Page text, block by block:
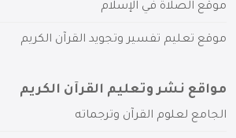
موقع الصلاة في الإسلام
موقع تعليم تفسير وتجويد القرآن الكريم
مواقع نشر وتعليم القرآن الكريم
الجامع لعلوم القرآن وترجماته